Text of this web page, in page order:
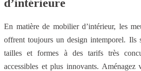
d’intérieure
En matière de mobilier d’intérieur, les
offrent toujours un design intemporel. Ils
tailles et formes à des tarifs très
accessibles et plus innovants. Aménagez